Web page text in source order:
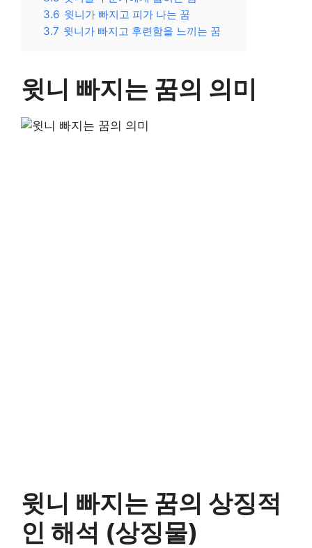
3.6 윗니가 빠지고 피가 나는 꿈
3.7 윗니가 빠지고 후련함을 느끼는 꿈
윗니 빠지는 꿈의 의미
윗니 빠지는 꿈의 상징적
인 해석 (상징물)